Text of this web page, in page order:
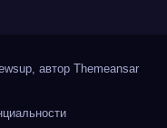
автор Themeansar